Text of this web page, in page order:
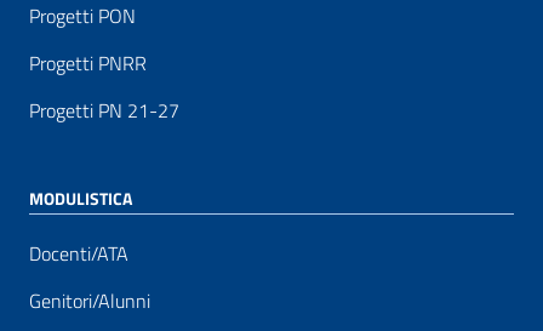
Progetti PON
Progetti PNRR
Progetti PN 21-27
MODULISTICA
Docenti/ATA
Genitori/Alunni